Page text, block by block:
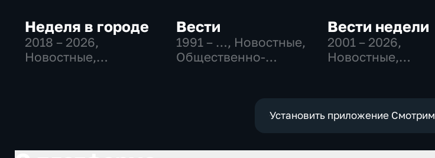
Неделя в городе
2018 – 2026,
Новостные,
Вести
1991 – …, Новостные,
Общественно-
Вести недели
2001 – 2026,
Новостные,
Установить приложение Смотрим